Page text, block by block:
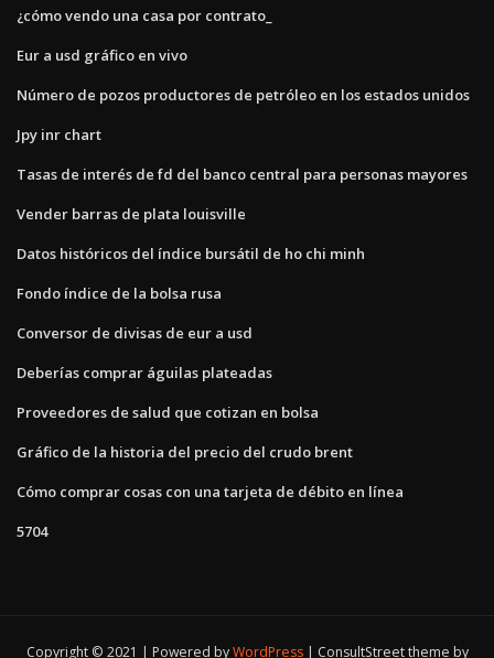
¿cómo vendo una casa por contrato_
Eur a usd gráfico en vivo
Número de pozos productores de petróleo en los estados unidos
Jpy inr chart
Tasas de interés de fd del banco central para personas mayores
Vender barras de plata louisville
Datos históricos del índice bursátil de ho chi minh
Fondo índice de la bolsa rusa
Conversor de divisas de eur a usd
Deberías comprar águilas plateadas
Proveedores de salud que cotizan en bolsa
Gráfico de la historia del precio del crudo brent
Cómo comprar cosas con una tarjeta de débito en línea
5704
Copyright © 2021 | Powered byWordPress ConsultStreet theme by